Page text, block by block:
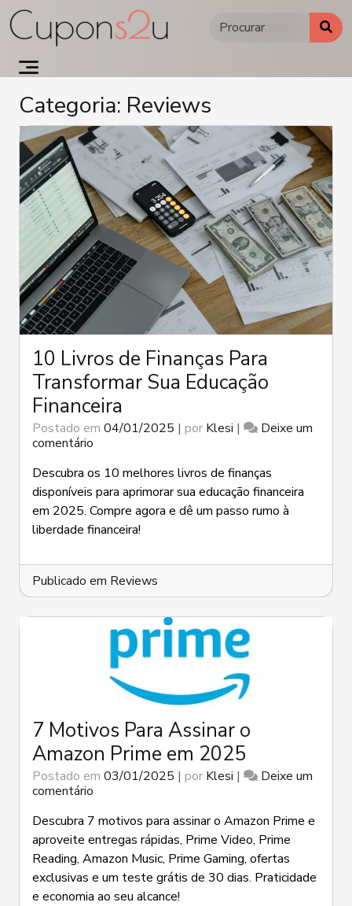
para
conteúdo
Categoria: Reviews
10 Livros de Finanças Para
Transformar Sua Educação
Financeira
Postado em 04/01/2025 | por Klesi |
Deixe um
comentário
Livros
de
Finanças
Para
Transformar
Educação
Financeira
Descubra os 10 melhores livros de finanças
disponíveis para aprimorar sua educação financeira
em 2025. Compre agora e dê um passo rumo à
liberdade financeira!
Publicado em Reviews
7 Motivos Para Assinar o
Amazon Prime em 2025
Postado em 03/01/2025 | por Klesi |
Deixe um
comentário
Motivos
Para
Assinar
o
Amazon
Prime
Descubra 7 motivos para assinar o Amazon Prime e
aproveite entregas rápidas, Prime Video, Prime
Reading, Amazon Music, Prime Gaming, ofertas
exclusivas e um teste grátis de 30 dias. Praticidade
e economia ao seu alcance!